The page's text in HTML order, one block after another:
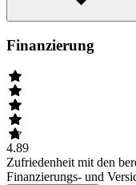
Finanzierung
4.89
Zufriedenheit mit den
Finanzierungs- und